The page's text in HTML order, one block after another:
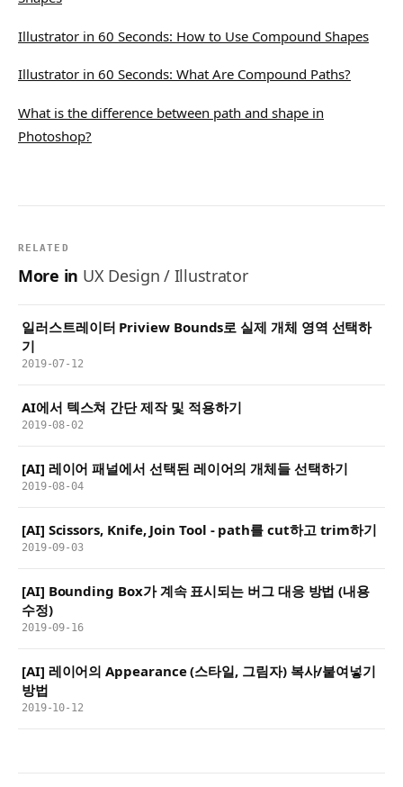
Illustrator in 60 Seconds: How to Use Compound Shapes
Illustrator in 60 Seconds: What Are Compound Paths?
What is the difference between path and shape in
Photoshop?
RELATED
More in UX Design / Illustrator
일러스트레이터 Priview Bounds로 실제 개체 영역 선택하
기
2019-07-12
AI에서 텍스쳐 간단 제작 및 적용하기
2019-08-02
[AI] 레이어 패널에서 선택된 레이어의 개체들 선택하기
2019-08-04
[AI] Scissors, Knife, Join Tool - path를 cut하고 trim하기
2019-09-03
[AI] Bounding Box가 계속 표시되는 버그 대응 방법 (내용
수정)
2019-09-16
[AI] 레이어의 Appearance (스타일, 그림자) 복사/붙여넣기
방법
2019-10-12